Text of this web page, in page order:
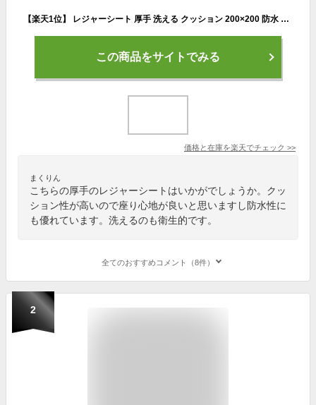
【楽天1位】 レジャーシート 厚手 洗える クッション 200×200 防水 折りたたみ 軽い コンパクト 大判 大きい 海 おしゃれ 子供 遠足 キャンプ ピクニックシート プール 二人用 3人 ピクニックマット アウトドア ショルダー ファミリー 家族 運動会 体育祭 遠足 フェス
この商品をサイトでみる
価格と在庫を楽天でチェック >>
まくりん
こちらの厚手のレジャーシートはいかがでしょうか。クッ
ション性が高いので座り心地が良いと思いますし防水性に
も優れています。洗えるのも衛生的です。
全てのおすすめコメント（8件）
2